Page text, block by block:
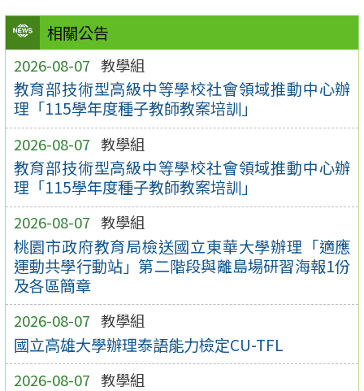
相關公告
2026-08-07 教學組
教育部技術型高級中等學校社會領域推動中心辦
理「115學年度種子教師教案培訓」
2026-08-07 教學組
教育部技術型高級中等學校社會領域推動中心辦
理「115學年度種子教師教案培訓」
2026-08-07 教學組
桃園市政府教育局檢送國立東華大學辦理「適應
運動共學行動站」第二階段與離島場研習海報1份
及各區簡章
2026-08-07 教學組
國立高雄大學辦理泰語能力檢定CU-TFL
2026-08-07 教學組